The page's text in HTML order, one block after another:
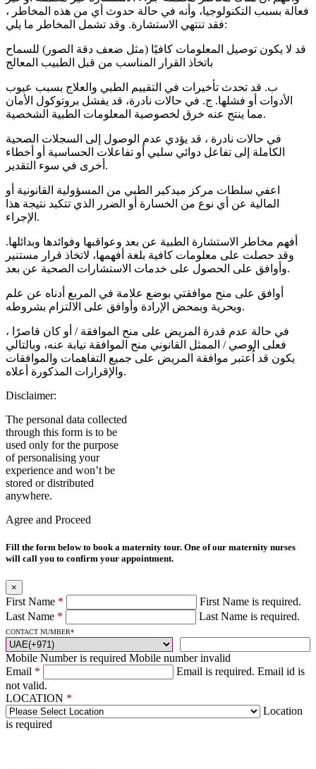
فعالة بسبب التكنولوجيا، وأنه في حالة حدوث أي من هذه المخاطر ،
فقد تنتهي الاستشارة. وقد تشمل المخاطر ما يلي:
قد لا يكون توصيل المعلومات كافيًا (مثل ضعف دقة الصور) للسماح
باتخاذ القرار المناسب من قبل الطبيب المعالج
ب. قد تحدث تأخيرات في التقييم الطبي والعلاج بسبب عيوب
الأدوات أو فشلها. ج. في حالات نادرة، قد يفشل بروتوكول الأمان
مما ينتج عنه خرق لخصوصية المعلومات الطبية الشخصية.
في حالات نادرة ، قد يؤدي عدم الوصول إلى السجلات الصحية
الكاملة إلى تفاعل دوائي سلبي أو تفاعلات الحساسية أو أخطاء
أخرى في سوء التقدير.
اعفي سلطات مركز ميدكير الطبي من المسؤولية القانونية أو
المالية عن أي نوع من الخسارة أو الضرر الذي تتكبد نتيجة هذا
الإجراء.
أفهم مخاطر الاستشارة الطبية عن بعد وعواقبها وفوائدها وبدائلها.
وقد حصلت على معلومات كافية بلغة أفهمها، لاتخاذ قرار مستنير
وأوافق على الحصول على خدمات الاستشارات الصحية عن بعد.
أوافق على منح موافقتي بوضع علامة في المربع أدناه عن علم
وبحرية وبمحض الإرادة وأوافق على الالتزام بشروطه.
في حالة عدم قدرة المريض على منح الموافقة / أو كان قاصرًا ،
فعلى الوصي / الممثل القانوني منح الموافقة نيابة عنه، وبالتالي
يكون قد اُعتبر موافقة المريض على جميع التفاهمات والموافقات
والإقرارات المذكورة أعلاه.
Disclaimer:
The personal data collected
through this form is to be
used only for the purpose
of personalising your
experience and won’t be
stored or distributed
anywhere.
Agree and Proceed
Fill the form below to book a maternity tour. One of our maternity nurses
will call you to confirm your appointment.
×
First Name *
First Name is required.
Last Name * Last Name is required.
CONTACT NUMBER*
Mobile Number is required Mobile number invalid
Email * Email is required. Email id is
not valid.
LOCATION *
Location
is required